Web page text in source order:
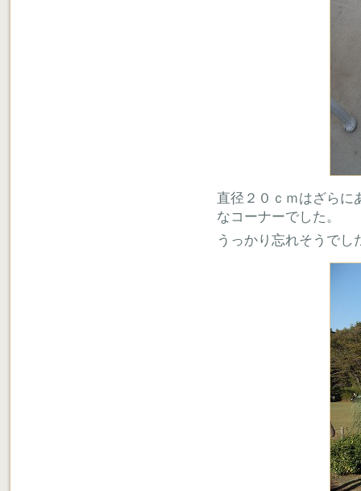
直径２０ｃｍはざらに
なコーナーでした。
うっかり忘れそうでし